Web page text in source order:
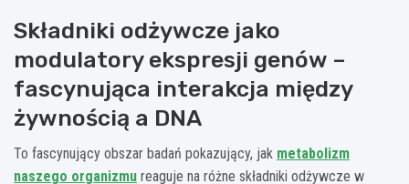
Składniki odżywcze jako
modulatory ekspresji genów –
fascynująca interakcja między
żywnością a DNA
To fascynujący obszar badań pokazujący, jak metabolizm
naszego organizmu reaguje na różne składniki odżywcze w